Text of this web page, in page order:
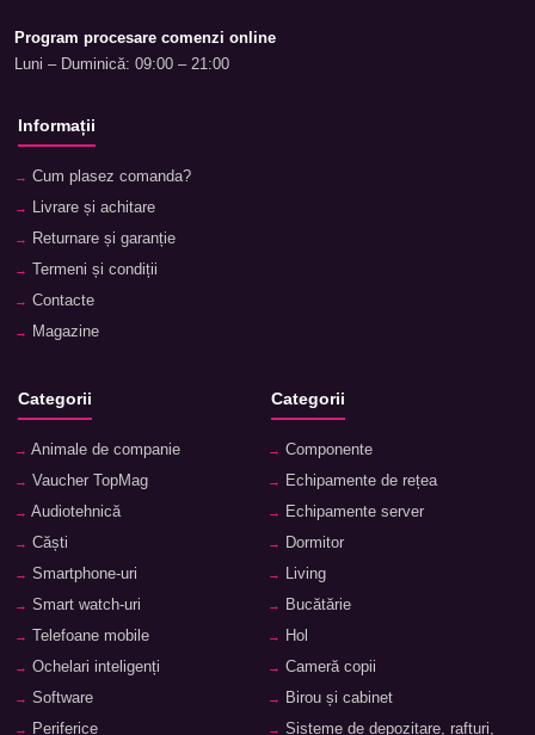
Program procesare comenzi online
Luni – Duminică: 09:00 – 21:00
Informații
Cum plasez comanda?
Livrare și achitare
Returnare și garanție
Termeni și condiții
Contacte
Magazine
Categorii
Animale de companie
Vaucher TopMag
Audiotehnică
Căști
Smartphone-uri
Smart watch-uri
Telefoane mobile
Ochelari inteligenți
Software
Periferice
Categorii
Componente
Echipamente de rețea
Echipamente server
Dormitor
Living
Bucătărie
Hol
Cameră copii
Birou și cabinet
Sisteme de depozitare, rafturi,